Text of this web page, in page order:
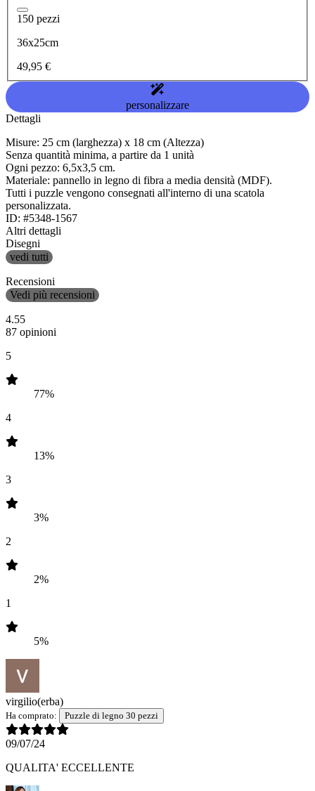
150 pezzi
36x25cm
49,95 €
personalizzare
Dettagli
Misure: 25 cm (larghezza) x 18 cm (Altezza)
Senza quantità minima, a partire da 1 unità
Ogni pezzo: 6,5x3,5 cm.
Materiale: pannello in legno di fibra a media densità (MDF).
Tutti i puzzle vengono consegnati all'interno di una scatola
personalizzata.
ID: #5348-1567
Altri dettagli
Disegni
vedi tutti
Recensioni
Vedi più recensioni
4.55
87 opinioni
5
77%
4
13%
3
3%
2
2%
1
5%
virgilio(erba)
Ha comprato: Puzzle di legno 30 pezzi
09/07/24
QUALITA' ECCELLENTE